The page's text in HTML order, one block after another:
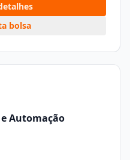
bolsa
Automação